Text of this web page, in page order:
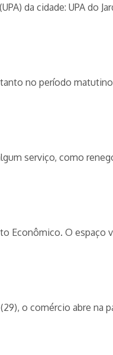
da cidade: UPA do
no período
serviço, como
Econômico. O espaço
o comércio abre na